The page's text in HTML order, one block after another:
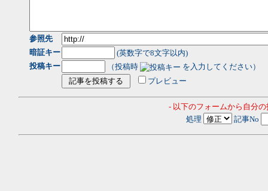
参照先
暗証キー
(英数字で8文字以内)
投稿キー
（投稿時
を入力してください）
プレビュー
- 以下のフォームから自分
処理
記事No